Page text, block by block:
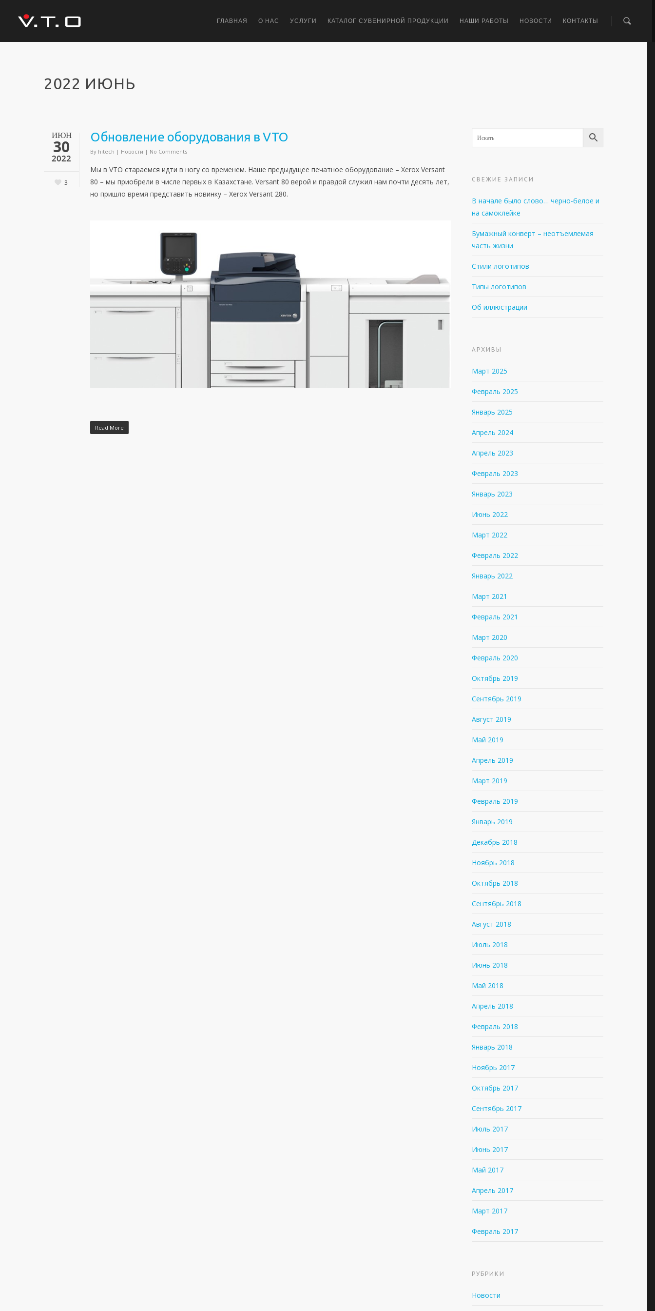
ГЛАВНАЯ О НАС УСЛУГИ КАТАЛОГ СУВЕНИРНОЙ ПРОДУКЦИИ НАШИ РАБОТЫ НОВОСТИ КОНТАКТЫ
2022 ИЮНЬ
ИЮН
30
2022
3
Обновление оборудования в VTO
By hitech | Новости | No Comments
Мы в VTO стараемся идти в ногу со временем. Наше предыдущее печатное оборудование – Xerox Versant
80 – мы приобрели в числе первых в Казахстане. Versant 80 верой и правдой служил нам почти десять лет,
но пришло время представить новинку – Xerox Versant 280.
Read More
СВЕЖИЕ ЗАПИСИ
В начале было слово… черно-белое и
на самоклейке
Бумажный конверт – неотъемлемая
часть жизни
Стили логотипов
Типы логотипов
Об иллюстрации
АРХИВЫ
Март 2025
Февраль 2025
Январь 2025
Апрель 2024
Апрель 2023
Февраль 2023
Январь 2023
Июнь 2022
Март 2022
Февраль 2022
Январь 2022
Март 2021
Февраль 2021
Март 2020
Февраль 2020
Октябрь 2019
Сентябрь 2019
Август 2019
Май 2019
Апрель 2019
Март 2019
Февраль 2019
Январь 2019
Декабрь 2018
Ноябрь 2018
Октябрь 2018
Сентябрь 2018
Август 2018
Июль 2018
Июнь 2018
Май 2018
Апрель 2018
Февраль 2018
Январь 2018
Ноябрь 2017
Октябрь 2017
Сентябрь 2017
Июль 2017
Июнь 2017
Май 2017
Апрель 2017
Март 2017
Февраль 2017
РУБРИКИ
Новости